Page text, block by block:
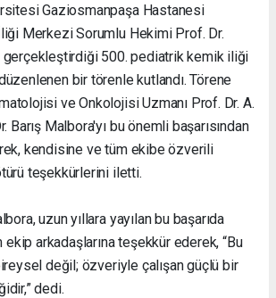
Gaziosmanpaşa Hastanesi
Merkezi Sorumlu Hekimi Prof. Dr.
gerçekleştirdiği 500. pediatrik kemik iliği
bir törenle kutlandı. Törene
ve Onkolojisi Uzmanı Prof. Dr. A.
Barış Malbora'yı bu önemli başarısından
kendisine ve tüm ekibe özverili
teşekkürlerini iletti.
uzun yıllara yayılan bu başarıda
arkadaşlarına teşekkür ederek, “Bu
değil; özveriyle çalışan güçlü bir
dedi.